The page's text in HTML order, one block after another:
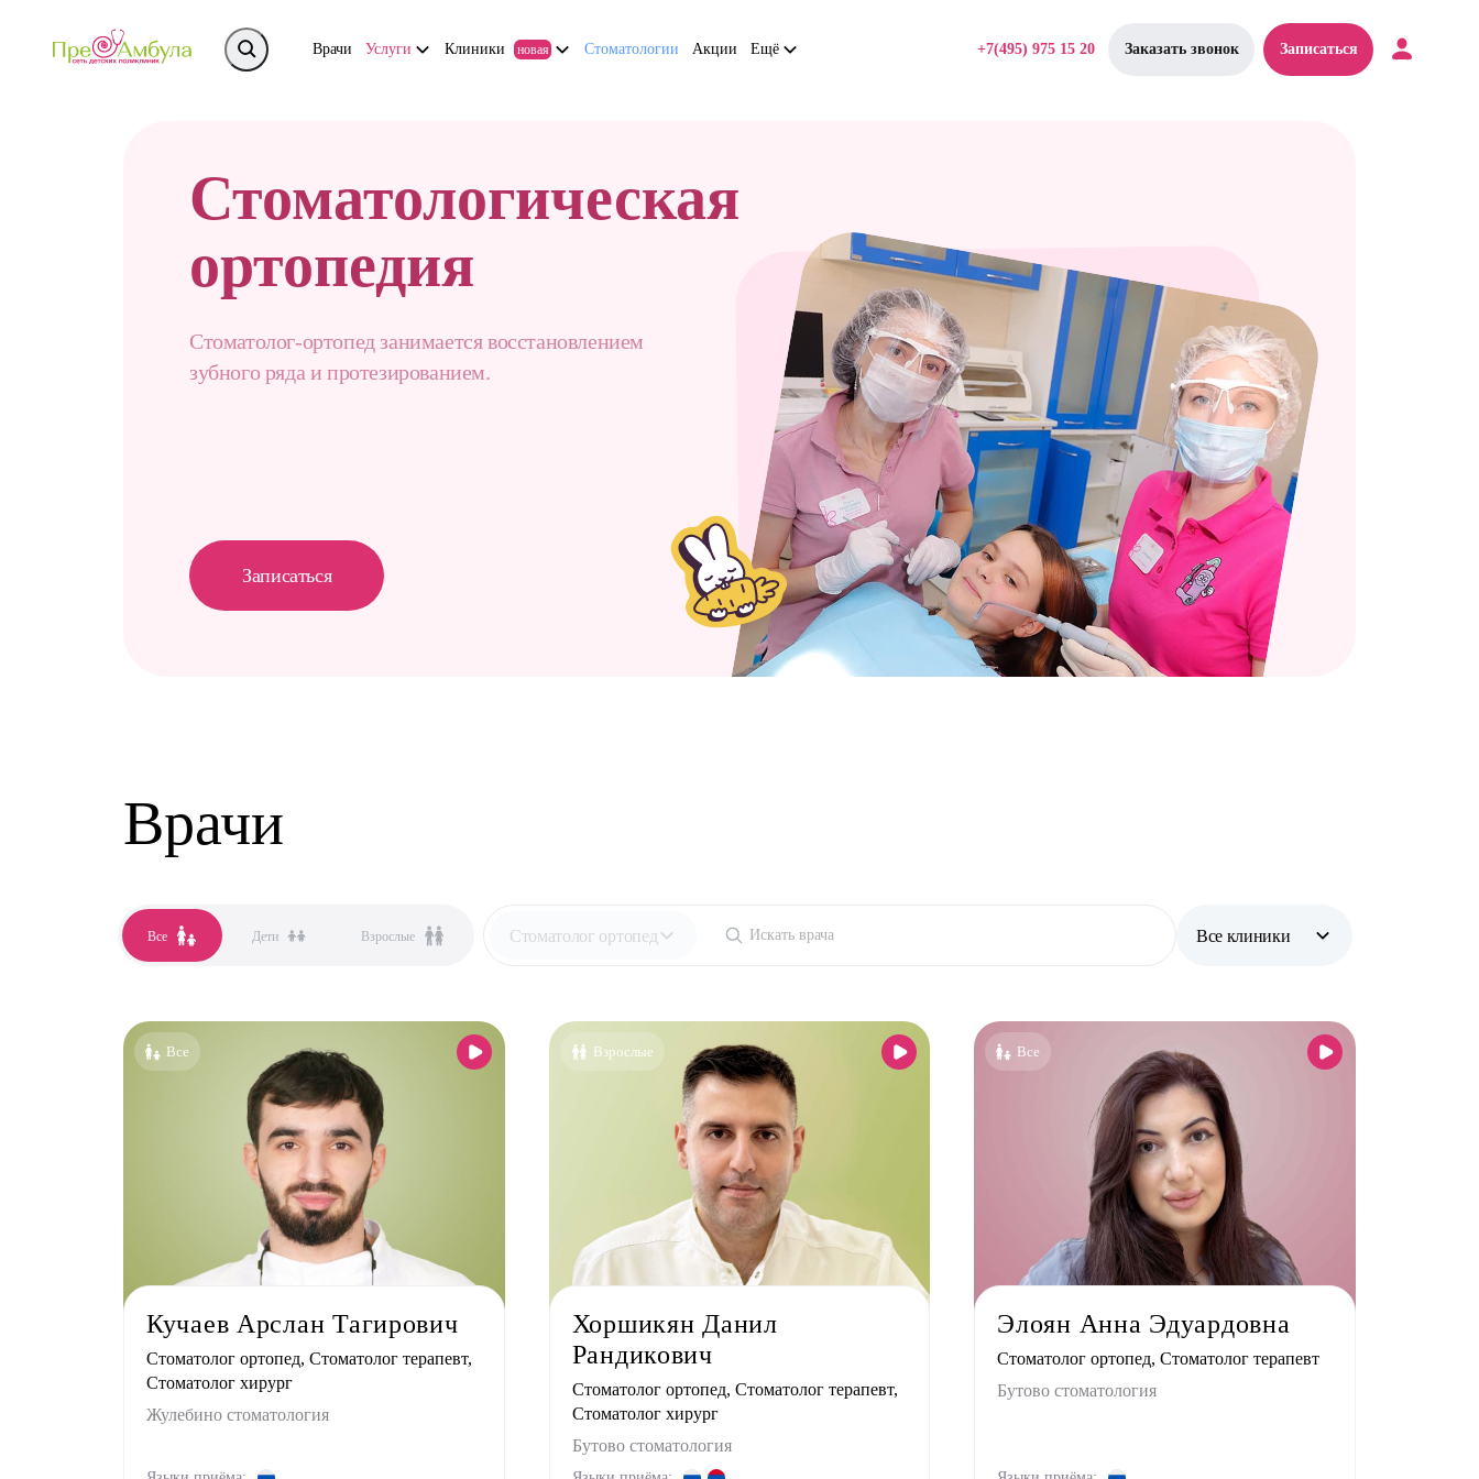
Врачи Услуги Клиники новая Стоматологии Акции Ещё +7(495) 975 15 20 Заказать звонок Записаться
Стоматологическая
ортопедия
Стоматолог-ортопед занимается восстановлением
зубного ряда и протезированием.
Записаться
Врачи
Все Дети Взрослые Стоматолог ортопед
Аллерголог-иммунолог
Маммолог
Мануальный терапевт
Невролог
Ортопед
Остеопат
Все клиники
Жулебино стоматология
Все
Кучаев Арслан Тагирович
Стоматолог ортопед, Стоматолог терапевт,
Стоматолог хирург
Жулебино стоматология
Взрослые
Хоршикян Данил
Рандикович
Стоматолог ортопед, Стоматолог терапевт,
Стоматолог хирург
Бутово стоматология
Все
Элоян Анна Эдуардовна
Стоматолог ортопед, Стоматолог терапевт
Бутово стоматология